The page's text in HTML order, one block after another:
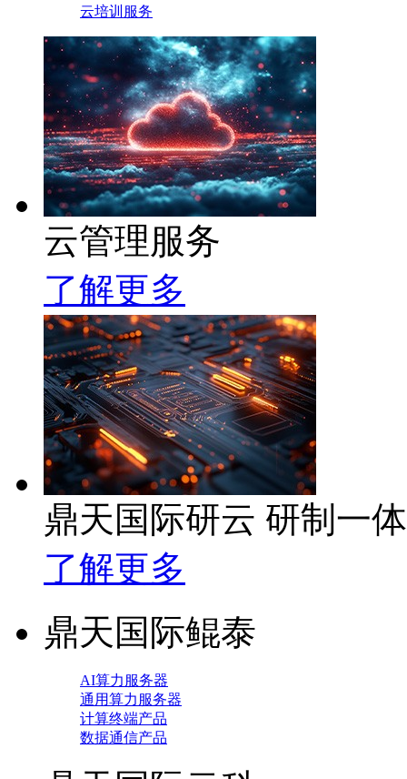
云培训服务
云管理服务
了解更多
鼎天国际研云 研制一
了解更多
鼎天国际鲲泰
AI算力服务器
通用算力服务器
计算终端产品
数据通信产品